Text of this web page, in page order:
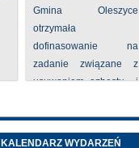
Gmina Oleszyce
otrzymała
dofinasowanie na
zadanie związane z
usuwaniem azbestu i
azbest w ramach
programu
KALENDARZ WYDARZEŃ